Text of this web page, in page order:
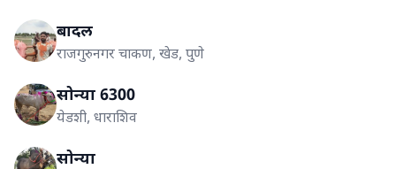
बादल
राजगुरुनगर चाकण, खेड, पुणे
सोन्या 6300
येडशी, धाराशिव
सोन्या